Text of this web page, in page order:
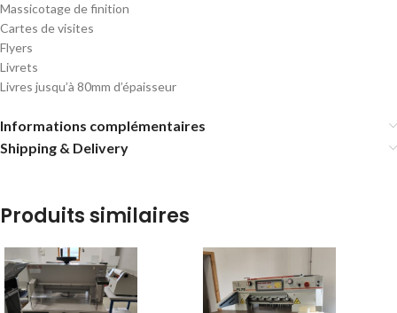
Massicotage de finition
Cartes de visites
Flyers
Livrets
Livres jusqu’à 80mm d’épaisseur
Informations complémentaires
Shipping & Delivery
Produits similaires